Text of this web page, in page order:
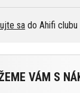
sa do Ahifi
VÁM S